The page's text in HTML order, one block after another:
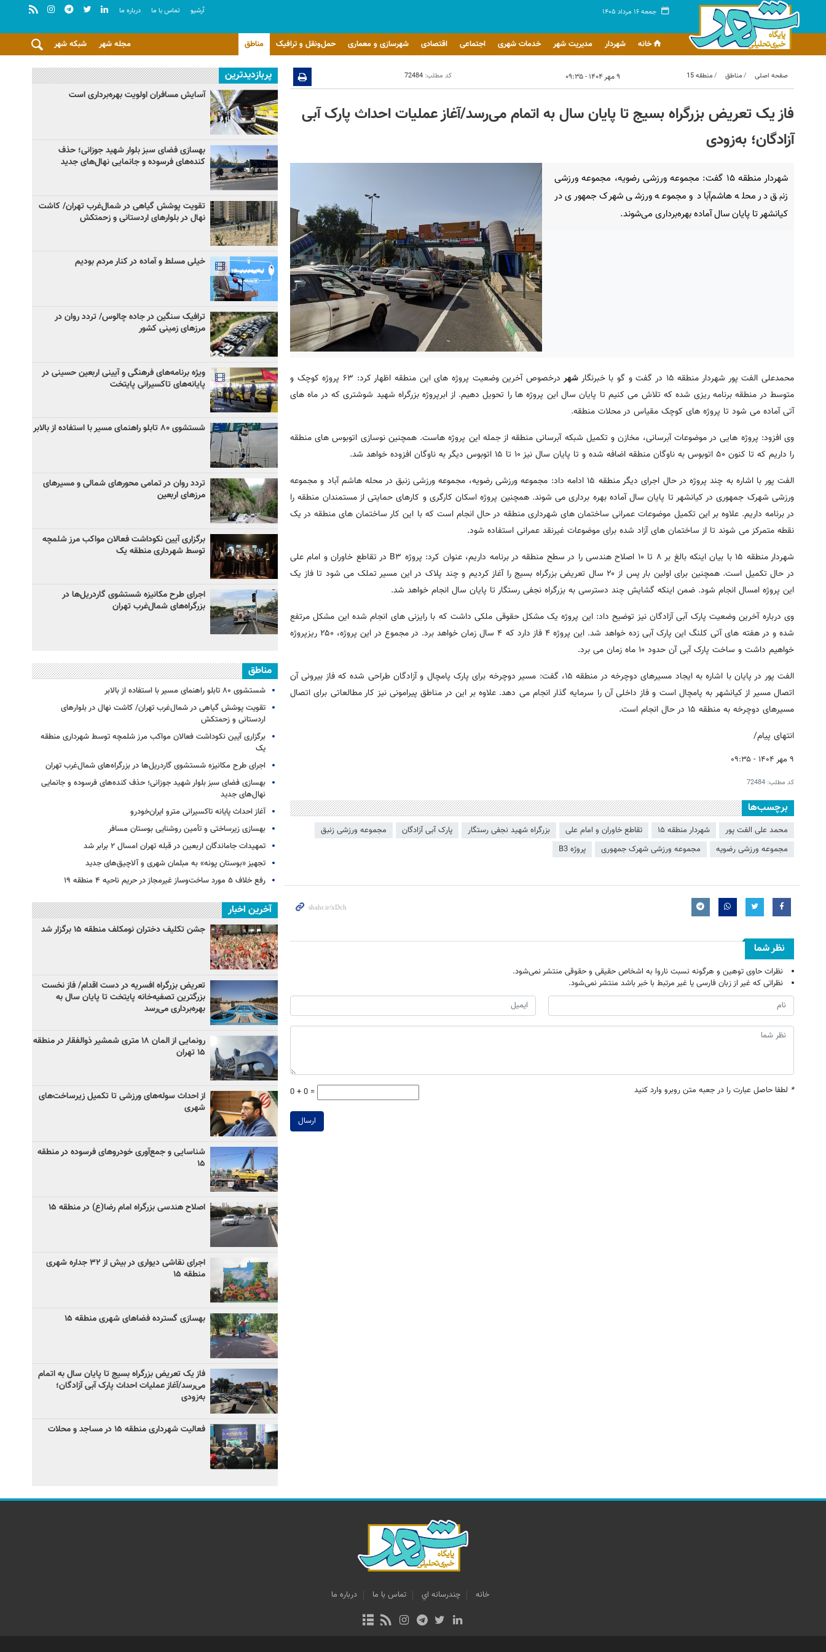
جمعه ۱۶ مرداد ۱۴۰۵ آرشيو تماس با ما درباره ما
خانه شهردار مدیریت شهر خدمات شهری اجتماعی اقتصادی شهرسازی و معماری حمل‌ونقل و ترافیک مناطق شبکه شهر مجله شهر
صفحه اصلی مناطق منطقه 15 ۹ مهر ۱۴۰۴ - ۰۹:۳۵ کد مطلب: 72484
فاز یک تعریض بزرگراه بسیج تا پایان سال به اتمام می‌رسد/آغاز عملیات احداث پارک آبی
آزادگان؛ به‌زودی
شهردار منطقه ۱۵ گفت: مجموعه ورزشی رضویه، مجموعه ورزشی
زنبق در محله هاشم‌آباد و مجموعه ورزشی شهرک جمهوری در
کیانشهر تا پایان سال آماده بهره‌برداری می‌شوند.
محمدعلی الفت پور شهردار منطقه ۱۵ در گفت و گو با خبرنگار شهر
درخصوص آخرین وضعیت پروژه های این منطقه اظهار کرد: ۶۳ پروژه کوچک و
متوسط در منطقه برنامه ریزی شده که تلاش می کنیم تا پایان سال این پروژه ها را تحویل دهیم. از ابرپروژه بزرگراه شهید شوشتری که در ماه های
آتی آماده می شود تا پروژه های کوچک مقیاس در محلات منطقه.
وی افزود: پروژه هایی در موضوعات آبرسانی، مخازن و تکمیل شبکه آبرسانی منطقه از جمله این پروژه هاست. همچنین نوسازی اتوبوس های منطقه
را داریم که تا کنون ۵۰ اتوبوس به ناوگان منطقه اضافه شده و تا پایان سال نیز ۱۰ تا ۱۵ اتوبوس دیگر به ناوگان افزوده خواهد شد.
الفت پور با اشاره به چند پروژه در حال اجرای دیگر منطقه ۱۵ ادامه داد: مجموعه ورزشی رضویه، مجموعه ورزشی زنبق در محله هاشم آباد و مجموعه
ورزشی شهرک جمهوری در کیانشهر تا پایان سال آماده بهره برداری می شوند. همچنین پروژه اسکان کارگری و کارهای حمایتی از مستمندان منطقه را
در برنامه داریم. علاوه بر این تکمیل موضوعات عمرانی ساختمان های شهرداری منطقه در حال انجام است که با این کار ساختمان های منطقه در یک
نقطه متمرکز می شوند تا از ساختمان های آزاد شده برای موضوعات غیرنقد عمرانی استفاده شود.
شهردار منطقه ۱۵ با بیان اینکه بالغ بر ۸ تا ۱۰ اصلاح هندسی را در سطح منطقه در برنامه داریم، عنوان کرد: پروژه B۳ در تقاطع خاوران و امام علی
در حال تکمیل است. همچنین برای اولین بار پس از ۲۰ سال تعریض بزرگراه بسیج را آغاز کردیم و چند پلاک در این مسیر تملک می شود تا فاز یک
این پروژه امسال انجام شود. ضمن اینکه گشایش چند دسترسی به بزرگراه نجفی رستگار تا پایان سال انجام خواهد شد.
وی درباره آخرین وضعیت پارک آبی آزادگان نیز توضیح داد: این پروژه یک مشکل حقوقی ملکی داشت که با رایزنی های انجام شده این مشکل مرتفع
شده و در هفته های آتی کلنگ این پارک آبی زده خواهد شد. این پروژه ۴ فاز دارد که ۴ سال زمان خواهد برد. در مجموع در این پروژه، ۲۵۰ ریزپروژه
خواهیم داشت و ساخت پارک آبی آن حدود ۱۰ ماه زمان می برد.
الفت پور در پایان با اشاره به ایجاد مسیرهای دوچرخه در منطقه ۱۵، گفت: مسیر دوچرخه برای پارک پامچال و آزادگان طراحی شده که فاز بیرونی آن
اتصال مسیر از کیانشهر به پامچال است و فاز داخلی آن را سرمایه گذار انجام می دهد. علاوه بر این در مناطق پیرامونی نیز کار مطالعاتی برای اتصال
مسیرهای دوچرخه به منطقه ۱۵ در حال انجام است.
انتهای پیام/
۹ مهر ۱۴۰۴ - ۰۹:۳۵
کد مطلب: 72484
برچسب‌ها
محمد علی الفت پور شهردار منطقه ۱۵ تقاطع خاوران و امام علی بزرگراه شهید نجفی رستگار پارک آبی آزادگان
مجموعه ورزشی زنبق
مجموعه ورزشی رضویه
مجموعه ورزشی شهرک جمهوری پروژه B3
نظر شما
نظرات حاوی توهین و هرگونه نسبت ناروا به اشخاص حقیقی و حقوقی منتشر نمی‌شود.
نظراتی که غیر از زبان فارسی یا غیر مرتبط با خبر باشد منتشر نمی‌شود.
* لطفا حاصل عبارت را در جعبه متن روبرو وارد کنید 0 + 0 =
ارسال
پربازدیدترین
آسایش مسافران اولویت بهره‌برداری است
بهسازی فضای سبز بلوار شهید جوزانی؛ حذف
کنده‌های فرسوده و جانمایی نهال‌های جدید
تقویت پوشش گیاهی در شمال‌غرب تهران/ کاشت
نهال در بلوارهای اردستانی و زحمتکش
خیلی مسلط و آماده در کنار مردم بودیم
ترافیک سنگین در جاده چالوس/ تردد روان در
مرزهای زمینی کشور
ویژه برنامه‌های فرهنگی و آیینی اربعین حسینی در
پایانه‌های تاکسیرانی پایتخت
شستشوی ۸۰ تابلو راهنمای مسیر با استفاده از بالابر
تردد روان در تمامی محورهای شمالی و مسیرهای
مرزهای اربعین
برگزاری آیین نکوداشت فعالان مواکب مرز شلمچه
توسط شهرداری منطقه یک
اجرای طرح مکانیزه شستشوی گاردریل‌ها در
بزرگراه‌های شمال‌غرب تهران
مناطق
شستشوی ۸۰ تابلو راهنمای مسیر با استفاده از بالابر
تقویت پوشش گیاهی در شمال‌غرب تهران/ کاشت نهال در بلوارهای
اردستانی و زحمتکش
برگزاری آیین نکوداشت فعالان مواکب مرز شلمچه توسط شهرداری منطقه
یک
اجرای طرح مکانیزه شستشوی گاردریل‌ها در بزرگراه‌های شمال‌غرب تهران
بهسازی فضای سبز بلوار شهید جوزانی؛ حذف کنده‌های فرسوده و جانمایی
نهال‌های جدید
آغاز احداث پایانه تاکسیرانی مترو ایران‌خودرو
بهسازی زیرساختی و تأمین روشنایی بوستان مسافر
تمهیدات جاماندگان اربعین در قبله تهران امسال ۲ برابر شد
تجهیز «بوستان پونه» به مبلمان شهری و آلاچیق‌های جدید
رفع خلاف ۵ مورد ساخت‌وساز غیرمجاز در حریم ناحیه ۴ منطقه ۱۹
آخرین اخبار
جشن تکلیف دختران نومکلف منطقه ۱۵ برگزار شد
تعریض بزرگراه افسریه در دست اقدام/ فاز نخست
بزرگترین تصفیه‌خانه پایتخت تا پایان سال به
بهره‌برداری می‌رسد
رونمایی از المان ۱۸ متری شمشیر ذوالفقار در منطقه
۱۵ تهران
از احداث سوله‌های ورزشی تا تکمیل زیرساخت‌های
شهری
شناسایی و جمع‌آوری خودروهای فرسوده در منطقه
۱۵
اصلاح هندسی بزرگراه امام رضا(ع) در منطقه ۱۵
اجرای نقاشی دیواری در بیش از ۳۲ جداره شهری
منطقه ۱۵
بهسازی گسترده فضاهای شهری منطقه ۱۵
فاز یک تعریض بزرگراه بسیج تا پایان سال به اتمام
می‌رسد/آغاز عملیات احداث پارک آبی آزادگان؛
به‌زودی
فعالیت شهرداری منطقه ۱۵ در مساجد و محلات
خانه چندرسانه اي تماس با ما درباره ما